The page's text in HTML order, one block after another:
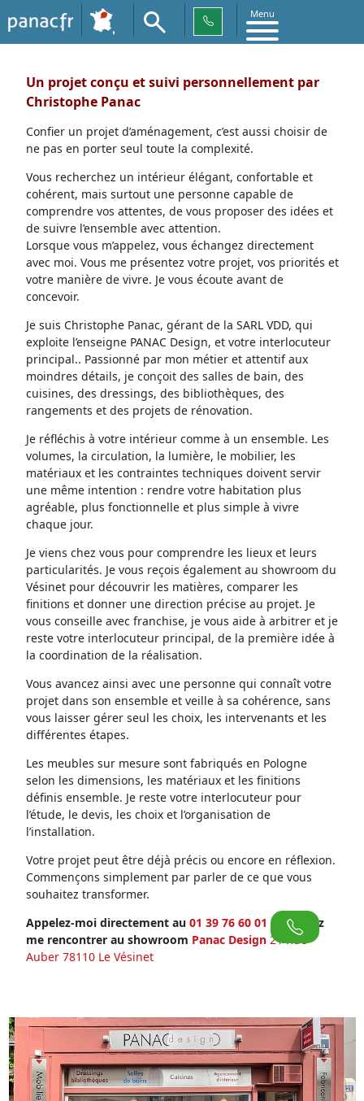
Menu
Un projet conçu et suivi personnellement par
Christophe Panac
Confier un projet d’aménagement, c’est aussi choisir de
ne pas en porter seul toute la complexité.
Vous recherchez un intérieur élégant, confortable et
cohérent, mais surtout une personne capable de
comprendre vos attentes, de vous proposer des idées et
de suivre l’ensemble avec attention.
Lorsque vous m’appelez, vous échangez directement
avec moi. Vous me présentez votre projet, vos priorités et
votre manière de vivre. Je vous écoute avant de
concevoir.
Je suis Christophe Panac, gérant de la SARL VDD, qui
exploite l’enseigne PANAC Design, et votre interlocuteur
principal.. Passionné par mon métier et attentif aux
moindres détails, je conçoit des salles de bain, des
cuisines, des dressings, des bibliothèques, des
rangements et des projets de rénovation.
Je réfléchis à votre intérieur comme à un ensemble. Les
volumes, la circulation, la lumière, le mobilier, les
matériaux et les contraintes techniques doivent servir
une même intention : rendre votre habitation plus
agréable, plus fonctionnelle et plus simple à vivre
chaque jour.
Je viens chez vous pour comprendre les lieux et leurs
particularités. Je vous reçois également au showroom du
Vésinet pour découvrir les matières, comparer les
finitions et donner une direction précise au projet. Je
vous conseille avec franchise, je vous aide à arbitrer et je
reste votre interlocuteur principal, de la première idée à
la coordination de la réalisation.
Vous avancez ainsi avec une personne qui connaît votre
projet dans son ensemble et veille à sa cohérence, sans
vous laisser gérer seul les choix, les intervenants et les
différentes étapes.
Les meubles sur mesure sont fabriqués en Pologne
selon les dimensions, les matériaux et les finitions
définis ensemble. Je reste votre interlocuteur pour
l’étude, le devis, les choix et l’organisation de
l’installation.
Votre projet peut être déjà précis ou encore en réflexion.
Commençons simplement par parler de ce que vous
souhaitez transformer.
Appelez-moi directement au 01 39 76 60 01 ou venez
me rencontrer au showroom Panac Design 21 Rue
Auber 78110 Le Vésinet